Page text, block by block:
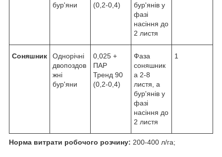
бур'яни
(0,2-0,4)
бур'янів у
фазі
насіння до
2 листя
Соняшник
Однорічні
двопоздов
жні
бур'яни
0,025 +
ПАР
Тренд 90
(0,2-0,4)
Фаза
соняшник
а 2-8
листя, а
бур'янів у
фазі
насіння до
2 листя
1
Норма витрати робочого розчину: 200-400 л/га;